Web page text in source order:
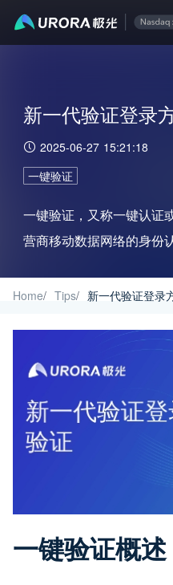
新一代验证登录
2025-06-27 15:21:18
一键验证
一键验证，又称一键认证
营商移动数据网络的身份
Home/ Tips/ 新一代验证登录
一键验证概述